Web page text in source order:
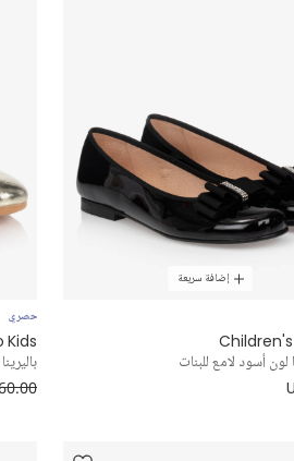
إضافة سريعة
لون أسود لامع للبنات
حصري
Kids